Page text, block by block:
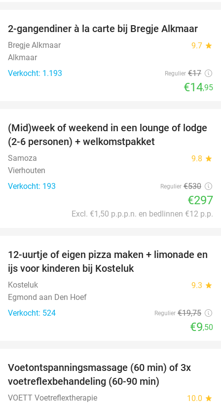
12%
2-gangendiner à la carte bij Bregje Alkmaar
Bregje Alkmaar 9.7 star
Alkmaar
Verkocht: 1.193
Regulier €17
€14,95
44%
(Mid)week of weekend in een lounge of lodge
(2-6 personen) + welkomstpakket
Samoza 9.8 star
Vierhouten
Verkocht: 193
Regulier €530
€297
Excl. €1,50 p.p.p.n. en bedlinnen €12 p.p.
52%
12-uurtje of eigen pizza maken + limonade en
ijs voor kinderen bij Kosteluk
Kosteluk 9.3 star
Egmond aan Den Hoef
Verkocht: 524
Regulier €19,75
€9,50
45%
OUT
Voetontspanningsmassage (60 min) of 3x
voetreflexbehandeling (60-90 min)
VOETT Voetreflextherapie 10.0 star